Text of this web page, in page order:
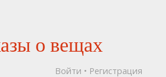
о вещах
Войти • Регистрация